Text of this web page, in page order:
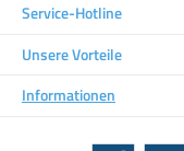
Service-Hotline
Unsere Vorteile
Informationen